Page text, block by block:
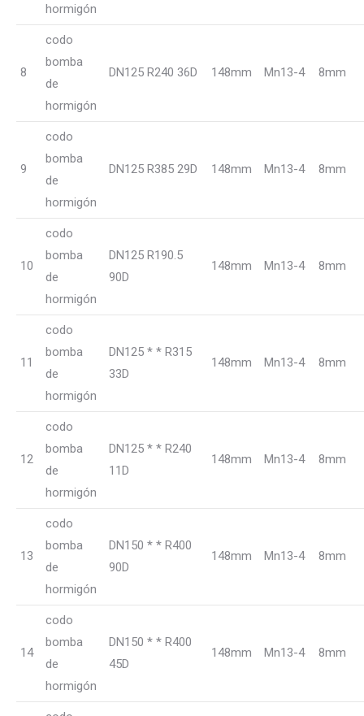
hormigón
8
codo
bomba
de
hormigón
DN125 R240 36D 148mm Mn13-4 8mm
9
codo
bomba
de
hormigón
DN125 R385 29D 148mm Mn13-4 8mm
10
codo
bomba
de
hormigón
DN125 R190.5
90D
148mm Mn13-4 8mm
11
codo
bomba
de
hormigón
DN125 * * R315
33D
148mm Mn13-4 8mm
12
codo
bomba
de
hormigón
DN125 * * R240
11D
148mm Mn13-4 8mm
13
codo
bomba
de
hormigón
DN150 * * R400
90D
148mm Mn13-4 8mm
14
codo
bomba
de
hormigón
DN150 * * R400
45D
148mm Mn13-4 8mm